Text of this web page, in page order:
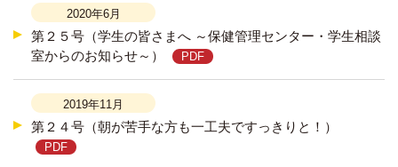
2020年6月
第２５号（学生の皆さまへ ～保健管理センター・学生相談
室からのお知らせ～）
2019年11月
第２４号（朝が苦手な方も一工夫ですっきりと！）